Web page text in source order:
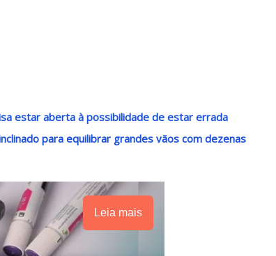
estar aberta à possibilidade de estar errada
para equilibrar grandes vãos com dezenas
Leia mais